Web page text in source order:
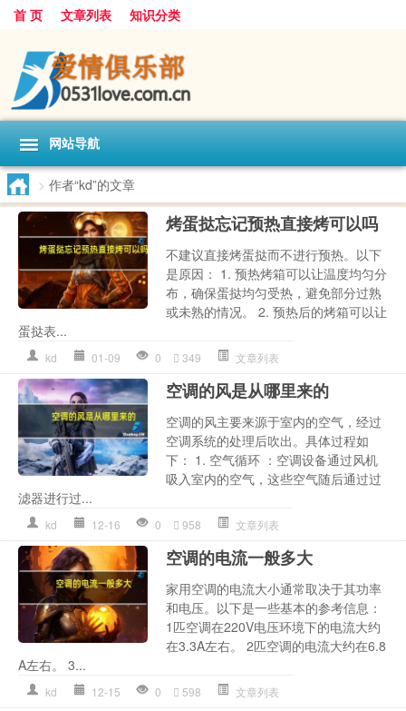
首 页 文章列表 知识分类
网站导航
> 作者“kd”的文章
烤蛋挞忘记预热直接烤可以吗
不建议直接烤蛋挞而不进行预热。以下
是原因： 1. 预热烤箱可以让温度均匀分
布，确保蛋挞均匀受热，避免部分过熟
或未熟的情况。 2. 预热后的烤箱可以让
蛋挞表...
kd 01-09 0 349 文章列表
空调的风是从哪里来的
空调的风主要来源于室内的空气，经过
空调系统的处理后吹出。具体过程如
下： 1. 空气循环 ：空调设备通过风机
吸入室内的空气，这些空气随后通过过
滤器进行过...
kd 12-16 0 958 文章列表
空调的电流一般多大
家用空调的电流大小通常取决于其功率
和电压。以下是一些基本的参考信息：
1匹空调在220V电压环境下的电流大约
在3.3A左右。 2匹空调的电流大约在6.8
A左右。 3...
kd 12-15 0 598 文章列表